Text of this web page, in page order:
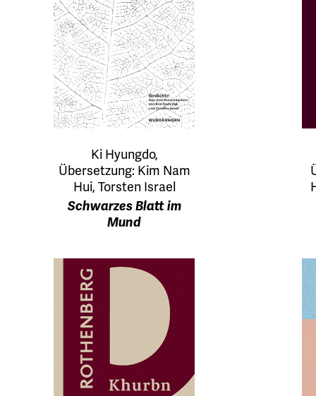
Ki Hyungdo,
Übersetzung: Kim Nam
Hui, Torsten Israel
Schwarzes Blatt im
Mund